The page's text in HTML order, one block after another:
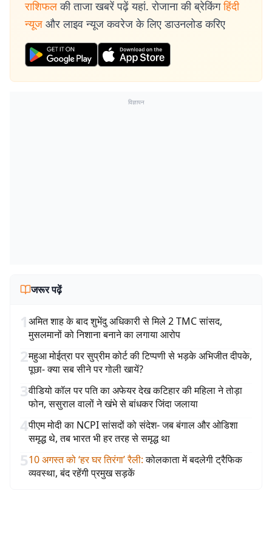
राशिफल की ताजा खबरें पढ़ें यहां. रोजाना की ब्रेकिंग हिंदी
न्यूज और लाइव न्यूज कवरेज के लिए डाउनलोड करिए
विज्ञापन
जरूर पढ़ें
1अमित शाह के बाद शुभेंदु अधिकारी से मिले 2 TMC सांसद,
मुसलमानों को निशाना बनाने का लगाया आरोप
2महुआ मोईत्रा पर सुप्रीम कोर्ट की टिप्पणी से भड़के अभिजीत दीपके,
पूछा- क्या सब सीने पर गोली खायें?
3वीडियो कॉल पर पति का अफेयर देख कटिहार की महिला ने तोड़ा
फोन, ससुराल वालों ने खंभे से बांधकर जिंदा जलाया
4पीएम मोदी का NCPI सांसदों को संदेश- जब बंगाल और ओडिशा
समृद्ध थे, तब भारत भी हर तरह से समृद्ध था
510 अगस्त को ‘हर घर तिरंगा’ रैली: कोलकाता में बदलेगी ट्रैफिक
व्यवस्था, बंद रहेंगी प्रमुख सड़कें